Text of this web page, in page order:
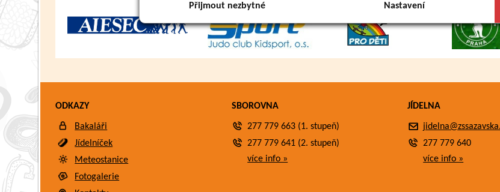
Přijmout nezbytné Nastavení
ODKAZY
Bakaláři
Jídelníček
Meteostanice
Fotogalerie
SBOROVNA
277 779 663 (1. stupeň)
277 779 641 (2. stupeň)
více info »
JÍDELNA
277 779 640
více info »